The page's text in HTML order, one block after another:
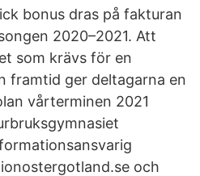
bonus dras på fakturan
2020–2021. Att
som krävs för en
framtid ger deltagarna en
vårterminen 2021
och